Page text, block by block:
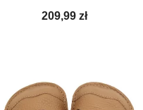
Cena
209,99 zł